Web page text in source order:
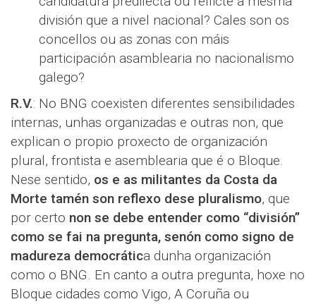
división que a nivel nacional? Cales son os
concellos ou as zonas con máis
participación asamblearia no nacionalismo
galego?
R.V.: No BNG coexisten diferentes sensibilidades
internas, unhas organizadas e outras non, que
explican o propio proxecto de organización
plural, frontista e asemblearia que é o Bloque.
Nese sentido, os e as militantes da Costa da
Morte tamén son reflexo dese pluralismo, que
por certo non se debe entender como “división”
como se fai na pregunta, senón como signo de
madureza democrática dunha organización
como o BNG. En canto a outra pregunta, hoxe no
Bloque cidades como Vigo, A Coruña ou